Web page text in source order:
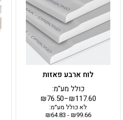
לוח ארבע פאזות
₪76.50–₪117.60
כולל מע"מ:
לא כולל מע״מ:
₪99.66
-
₪64.83
מספר
סוגים.
ניתן
לבחור
את
האפשרויות
בעמוד
המוצר